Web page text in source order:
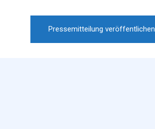
Pressemitteilung veröffentlichen